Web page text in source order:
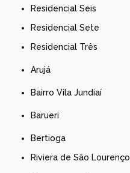
Residencial Seis
Residencial Sete
Residencial Três
Arujá
Bairro Vila Jundiaí
Barueri
Bertioga
Riviera de São Lourenço